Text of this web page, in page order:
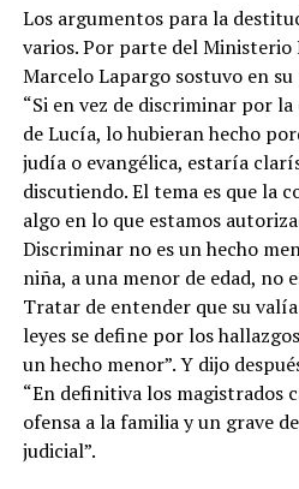
Los argumentos para la
varios. Por parte del Ministerio
Marcelo Lapargo sostuvo en
“Si en vez de discriminar por
de Lucía, lo hubieran hecho
judía o evangélica, estaría
discutiendo. El tema es que la
algo en lo que estamos
Discriminar no es un hecho
niña, a una menor de edad, no
Tratar de entender que su
leyes se define por los
un hecho menor”. Y dijo
“En definitiva los magistrados
ofensa a la familia y un grave
judicial”.